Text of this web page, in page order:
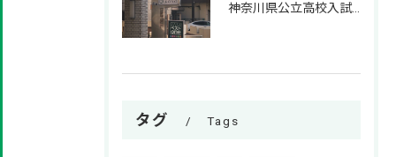
神奈川県公立高校入試の過去問はいつから解き始めるべきか？
タグ Tags